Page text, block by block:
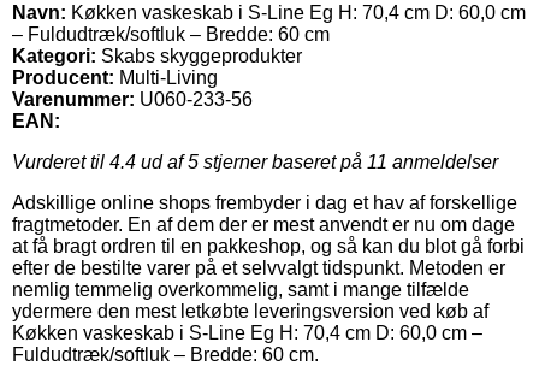
Navn: Køkken vaskeskab i S-Line Eg H: 70,4 cm D: 60,0 cm
– Fuldudtræk/softluk – Bredde: 60 cm
Kategori: Skabs skyggeprodukter
Producent: Multi-Living
Varenummer: U060-233-56
EAN:
Vurderet til 4.4 ud af 5 stjerner baseret på 11 anmeldelser
Adskillige online shops frembyder i dag et hav af forskellige
fragtmetoder. En af dem der er mest anvendt er nu om dage
at få bragt ordren til en pakkeshop, og så kan du blot gå forbi
efter de bestilte varer på et selvvalgt tidspunkt. Metoden er
nemlig temmelig overkommelig, samt i mange tilfælde
ydermere den mest letkøbte leveringsversion ved køb af
Køkken vaskeskab i S-Line Eg H: 70,4 cm D: 60,0 cm –
Fuldudtræk/softluk – Bredde: 60 cm.